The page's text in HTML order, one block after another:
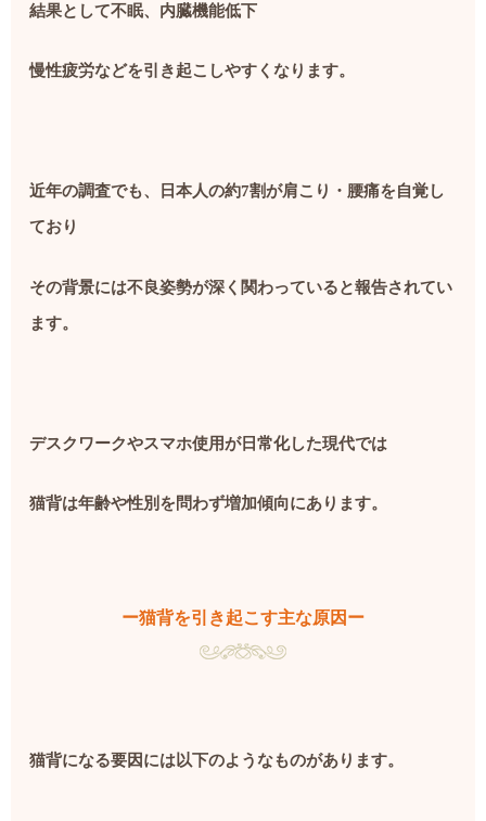
結果として不眠、内臓機能低下
慢性疲労などを引き起こしやすくなります。
近年の調査でも、日本人の約7割が肩こり・腰痛を自覚し
ており
その背景には不良姿勢が深く関わっていると報告されてい
ます。
デスクワークやスマホ使用が日常化した現代では
猫背は年齢や性別を問わず増加傾向にあります。
ー猫背を引き起こす主な原因ー
猫背になる要因には以下のようなものがあります。